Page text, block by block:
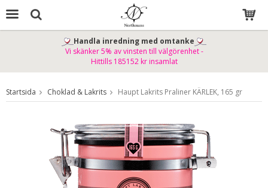
Produkten har blivit tillagd i varukorgen
Handla inredning med omtanke
Vi skänker 5% av vinsten till välgörenhet -
Hittills 185152 kr insamlat
Startsida Choklad & Lakrits Haupt Lakrits Praliner KÄRLEK, 165 gr